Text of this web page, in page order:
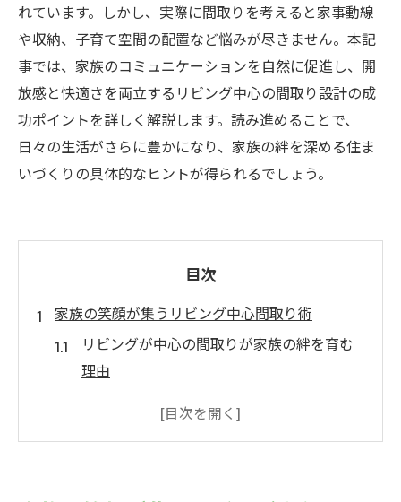
れています。しかし、実際に間取りを考えると家事動線
や収納、子育て空間の配置など悩みが尽きません。本記
事では、家族のコミュニケーションを自然に促進し、開
放感と快適さを両立するリビング中心の間取り設計の成
功ポイントを詳しく解説します。読み進めることで、
日々の生活がさらに豊かになり、家族の絆を深める住ま
いづくりの具体的なヒントが得られるでしょう。
目次
家族の笑顔が集うリビング中心間取り術
リビングが中心の間取りが家族の絆を育む
理由
自然と会話が生まれるリビング配置の工夫